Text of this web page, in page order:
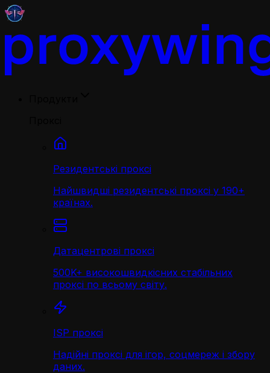
Резидентські проксі
Найшвидші резидентські проксі у 190+
країнах.
Датацентрові проксі
500K+ високошвидкісних стабільних
проксі по всьому світу.
ISP проксі
Надійні проксі для ігор, соцмереж і збору
даних.